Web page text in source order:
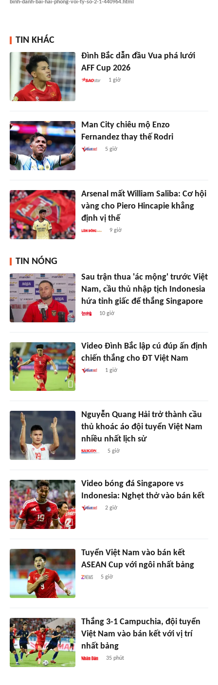
binh-danh-bai-hai-phong-voi-ty-so-2-1-440964.html
TIN KHÁC
Đình Bắc dẫn đầu Vua phá lưới
AFF Cup 2026
1 giờ
Man City chiêu mộ Enzo
Fernandez thay thế Rodri
5 giờ
Arsenal mất William Saliba: Cơ hội
vàng cho Piero Hincapie khẳng
định vị thế
9 giờ
TIN NÓNG
Sau trận thua 'ác mộng' trước Việt
Nam, cầu thủ nhập tịch Indonesia
hứa tỉnh giấc để thắng Singapore
10 giờ
Video Đình Bắc lập cú đúp ấn định
chiến thắng cho ĐT Việt Nam
1 giờ
Nguyễn Quang Hải trở thành cầu
thủ khoác áo đội tuyển Việt Nam
nhiều nhất lịch sử
5 giờ
Video bóng đá Singapore vs
Indonesia: Nghẹt thở vào bán kết
2 giờ
Tuyển Việt Nam vào bán kết
ASEAN Cup với ngôi nhất bảng
5 giờ
Thắng 3-1 Campuchia, đội tuyển
Việt Nam vào bán kết với vị trí
nhất bảng
35 phút